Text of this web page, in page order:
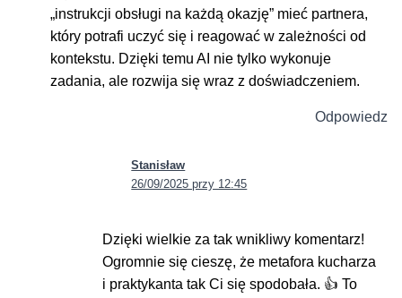
„instrukcji obsługi na każdą okazję” mieć partnera,
który potrafi uczyć się i reagować w zależności od
kontekstu. Dzięki temu AI nie tylko wykonuje
zadania, ale rozwija się wraz z doświadczeniem.
Odpowiedz
Stanisław
26/09/2025 przy 12:45
Dzięki wielkie za tak wnikliwy komentarz!
Ogromnie się cieszę, że metafora kucharza
i praktykanta tak Ci się spodobała. 👍 To